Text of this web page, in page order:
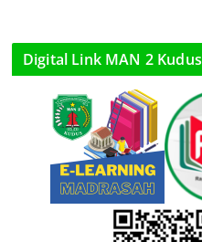
Digital Link MAN 2 Kudus